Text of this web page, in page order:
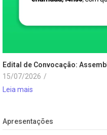
Edital de Convocação:
15/07/2026 /
Leia mais
Apresentações